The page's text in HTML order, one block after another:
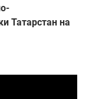
Татарстан на